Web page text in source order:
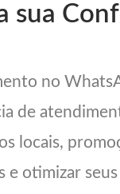
sua
no
de
locais,
e otimizar